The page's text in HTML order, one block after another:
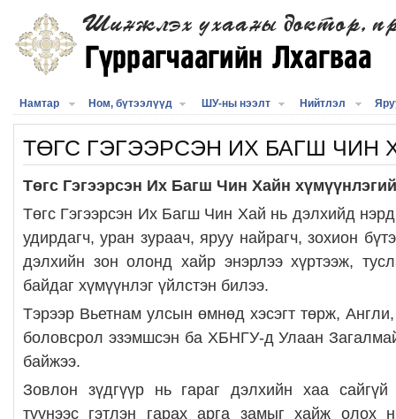
Намтар Ном, бүтээлүүд ШУ-ны нээлт Нийтлэл
ТӨГС ГЭГЭЭРСЭН ИХ БАГШ ЧИН
Төгс Гэгээрсэн Их Багш Чин Хайн
Төгс Гэгээрсэн Их Багш Чин Хай нь дэлхийд
удирдагч, уран зураач, яруу найрагч, зохион
дэлхийн зон олонд хайр энэрлээ хүртээж,
байдаг хүмүүнлэг үйлстэн билээ.
Тэрээр Вьетнам улсын өмнөд хэсэгт төрж,
боловсрол эзэмшсэн ба ХБНГУ-д Улаан
байжээ.
Зовлон зүдгүүр нь гараг дэлхийн хаа сайгүй
түүнээс гэтлэн гарах арга замыг хайж олох